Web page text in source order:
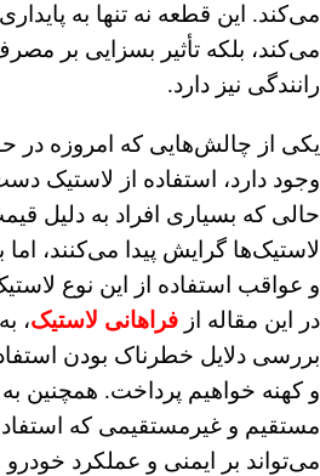
می‌کند. این قطعه نه تنها به
می‌کند، بلکه تأثیر بسزایی بر
رانندگی نیز دارد.
یکی از چالش‌هایی که امروزه در
وجود دارد، استفاده از لاستیک
حالی که بسیاری افراد به دلیل
لاستیک‌ها گرایش پیدا می‌کنند،
و عواقب استفاده از این نوع
در این مقاله از فراهانی لاستیک،
بررسی دلایل خطرناک بودن
و کهنه خواهیم پرداخت. همچنین
مستقیم و غیرمستقیمی که
می‌تواند بر ایمنی و عملکرد